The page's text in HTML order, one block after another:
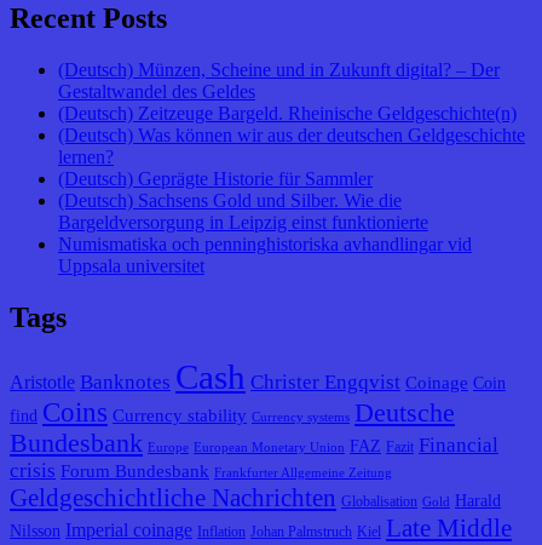
Recent Posts
(Deutsch) Münzen, Scheine und in Zukunft digital? – Der
Gestaltwandel des Geldes
(Deutsch) Zeitzeuge Bargeld. Rheinische Geldgeschichte(n)
(Deutsch) Was können wir aus der deutschen Geldgeschichte
lernen?
(Deutsch) Geprägte Historie für Sammler
(Deutsch) Sachsens Gold und Silber. Wie die
Bargeldversorgung in Leipzig einst funktionierte
Numismatiska och penninghistoriska avhandlingar vid
Uppsala universitet
Tags
Aristotle Banknotes Cash Christer Engqvist Coinage Coin
find Coins Currency stability Currency systems Deutsche
Bundesbank
Europe European Monetary Union FAZ Fazit Financial
crisis Forum Bundesbank Frankfurter Allgemeine Zeitung
Geldgeschichtliche Nachrichten Globalisation Gold
Harald
Nilsson Imperial coinage Inflation Johan Palmstruch Kiel Late Middle